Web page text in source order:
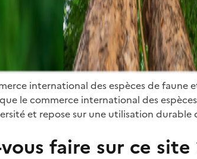
international des espèces de
le commerce international des
et repose sur une utilisation durable
faire sur ce site